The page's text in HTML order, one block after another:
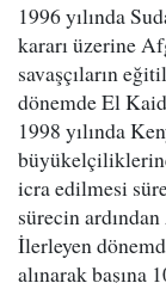
1996 yılında
kararı üzerine
savaşçıların
dönemde El
1998 yılında
icra edilmesi
sürecin
İlerleyen
alınarak başına